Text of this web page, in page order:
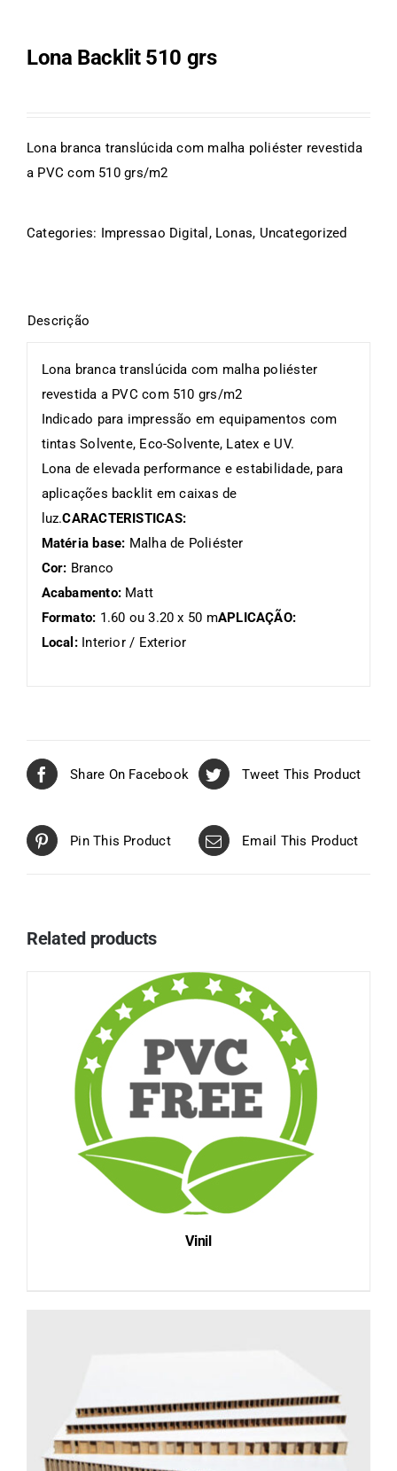
Lona Backlit 510 grs
Lona branca translúcida com malha poliéster revestida
a PVC com 510 grs/m2
Categories: Impressao Digital , Lonas, Uncategorized
Lona branca translúcida com malha poliéster
revestida a PVC com 510 grs/m2
Indicado para impressão em equipamentos com
tintas Solvente, Eco-Solvente, Latex e UV.
Lona de elevada performance e estabilidade, para
aplicações backlit em caixas de
luz.CARACTERISTICAS:
Matéria base: Malha de Poliéster
Cor: Branco
Acabamento: Matt
Formato: 1.60 ou 3.20 x 50 mAPLICAÇÃO:
Local: Interior / Exterior
Share On Facebook Tweet This Product
Pin This Product Email This Product
Related products
Vinil